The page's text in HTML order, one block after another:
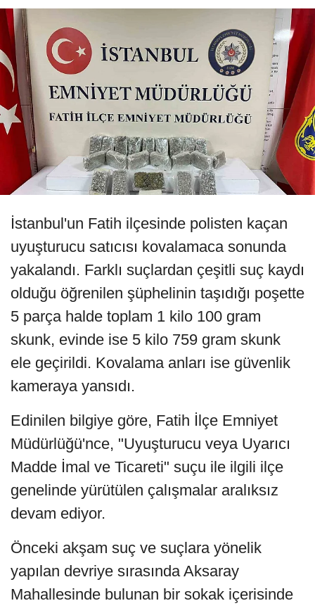
İstanbul'un Fatih ilçesinde polisten kaçan
uyuşturucu satıcısı kovalamaca sonunda
yakalandı. Farklı suçlardan çeşitli suç kaydı
olduğu öğrenilen şüphelinin taşıdığı poşette
5 parça halde toplam 1 kilo 100 gram
skunk, evinde ise 5 kilo 759 gram skunk
ele geçirildi. Kovalama anları ise güvenlik
kameraya yansıdı.
Edinilen bilgiye göre, Fatih İlçe Emniyet
Müdürlüğü'nce, "Uyuşturucu veya Uyarıcı
Madde İmal ve Ticareti" suçu ile ilgili ilçe
genelinde yürütülen çalışmalar aralıksız
devam ediyor.
Önceki akşam suç ve suçlara yönelik
yapılan devriye sırasında Aksaray
Mahallesinde bulunan bir sokak içerisinde